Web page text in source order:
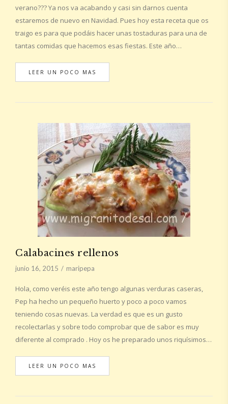
verano??? Ya nos va acabando y casi sin darnos cuenta
estaremos de nuevo en Navidad. Pues hoy esta receta que os
traigo es para que podáis hacer unas tostaduras para una de
tantas comidas que hacemos esas fiestas. Este año…
LEER UN POCO MAS
Calabacines rellenos
junio 16, 2015 maripepa
Hola, como veréis este año tengo algunas verduras caseras,
Pep ha hecho un pequeño huerto y poco a poco vamos
teniendo cosas nuevas. La verdad es que es un gusto
recolectarlas y sobre todo comprobar que de sabor es muy
diferente al comprado . Hoy os he preparado unos riquísimos…
LEER UN POCO MAS